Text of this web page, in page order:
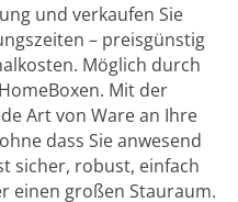
und verkaufen Sie
– preisgünstig
Möglich durch
Mit der
Art von Ware an Ihre
dass Sie anwesend
sicher, robust, einfach
einen großen Stauraum.